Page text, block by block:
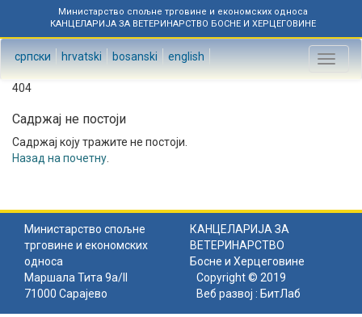
Министарство спољне трговине и економских односа
КАНЦЕЛАРИЈА ЗА ВЕТЕРИНАРСТВО БОСНЕ И ХЕРЦЕГОВИНЕ
српски hrvatski bosanski english
Toggle
404
Садржај не постоји
Садржај коју тражите не постоји.
Назад на почетну
Министарство спољне
трговине и економских
односа
КАНЦЕЛАРИЈА ЗА
ВЕТЕРИНАРСТВО
Босне и Херцеговине
Маршала Тита 9а/II
71000 Сарајево
Copyright © 2019
Веб развој : БитЛаб